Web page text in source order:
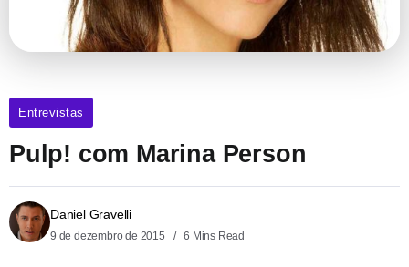
Entrevistas
Pulp! com Marina Person
Daniel Gravelli
9 de dezembro de 2015 6 Mins Read